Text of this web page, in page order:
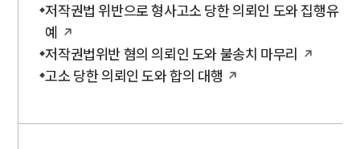
저작권법 위반으로 형사고소 당한 의뢰인 도와 집행유
예
저작권법위반 혐의 의뢰인 도와 불송치 마무리
고소 당한 의뢰인 도와 합의 대행